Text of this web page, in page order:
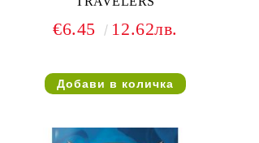
€6.45 12.62лв.